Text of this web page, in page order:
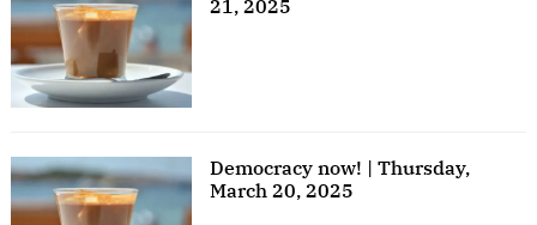
21, 2025
Democracy now! | Thursday,
March 20, 2025